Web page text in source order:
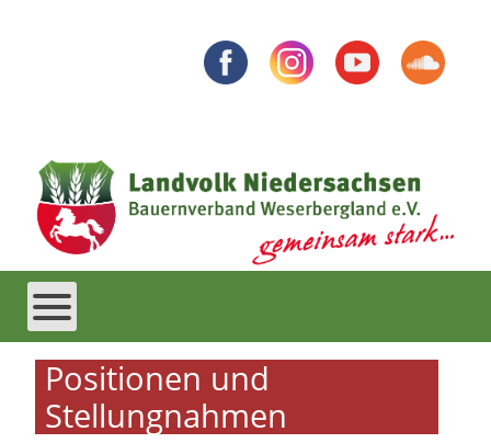
Positionen und
Stellungnahmen